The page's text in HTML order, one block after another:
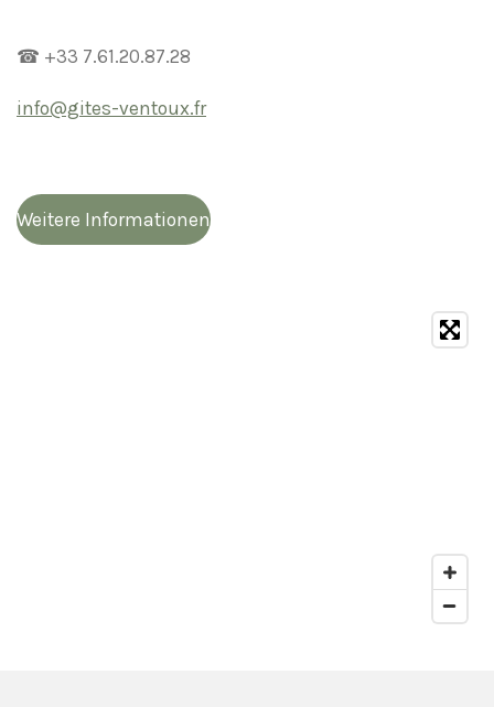
☎ +33 7.61.20.87.28
info@gites-ventoux.fr
Weitere Informationen